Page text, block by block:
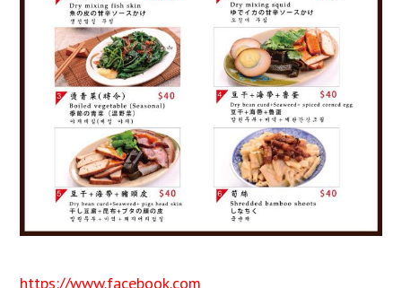
https://www.facebook.com